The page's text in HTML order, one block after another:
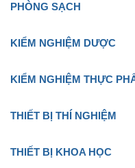
PHÒNG SẠCH
KIỂM NGHIỆM DƯỢC
KIỂM NGHIỆM THỰC
THIẾT BỊ THÍ NGHIỆM
THIẾT BỊ KHOA HỌC